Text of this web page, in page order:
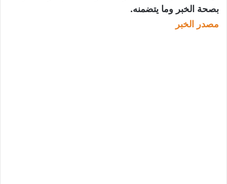
بصحة الخبر وما يتضمنه.
مصدر الخبر